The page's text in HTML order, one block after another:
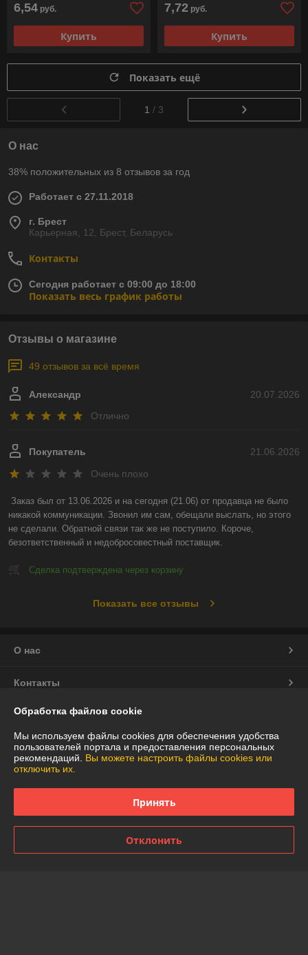
6,54 руб.
Купить
7,72 руб.
Купить
Показать ещё
1 / 3
О нас
38% положительных из 8 отзывов за год
Работает с 27.11.2018
г. Брест
Карьерная, 12, Брест, Беларусь
Контакты
Сегодня работает с 09:00 до 18:00
Показать весь график работы
Отзывы о магазине
49 отзывов за всё время
20.07.2026
Александр
Отлично
21.06.2026
Покупатель
Очень плохо
Заказ был от 13.06.2026 и на сегодня (21.06) от продавца не было
никакой коммуникации. Звонил им сам, обещали выслать, но этого
не сделали. Обратной связи так же не поступило. Короче,
безответственный и недобросовестный поставщик.
Сделка подтверждена через корзину
Показать все отзывы
О нас
Контакты
Доставка и оплата
График работы
Политика обработки cookies
Сайт создан на платформе Deal.by
Обработка файлов cookie
Мы используем файлы cookies для обеспечения удобства
пользователей портала и предоставления персональных
рекомендаций. Вы можете настроить файлы cookies или
отключить их.
Принять
Отклонить